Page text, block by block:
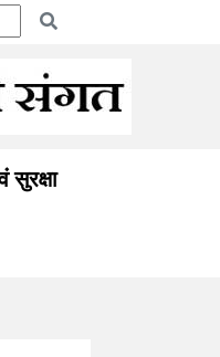
सुरक्षा